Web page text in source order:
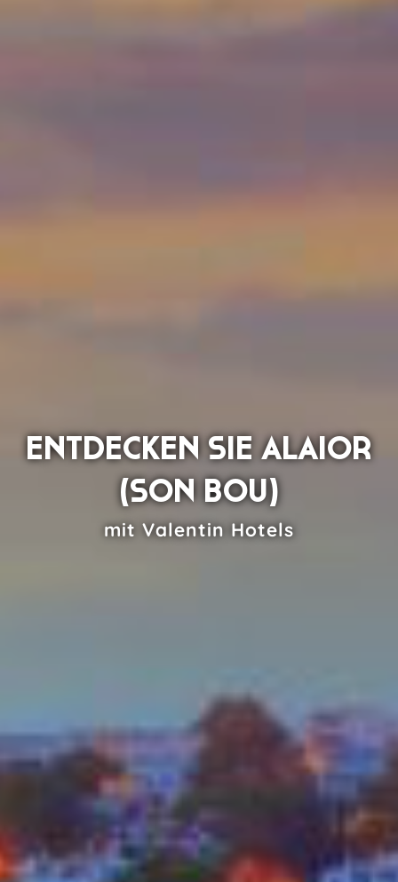
ENTDECKEN SIE ALAIOR
(SON BOU)
mit Valentin Hotels